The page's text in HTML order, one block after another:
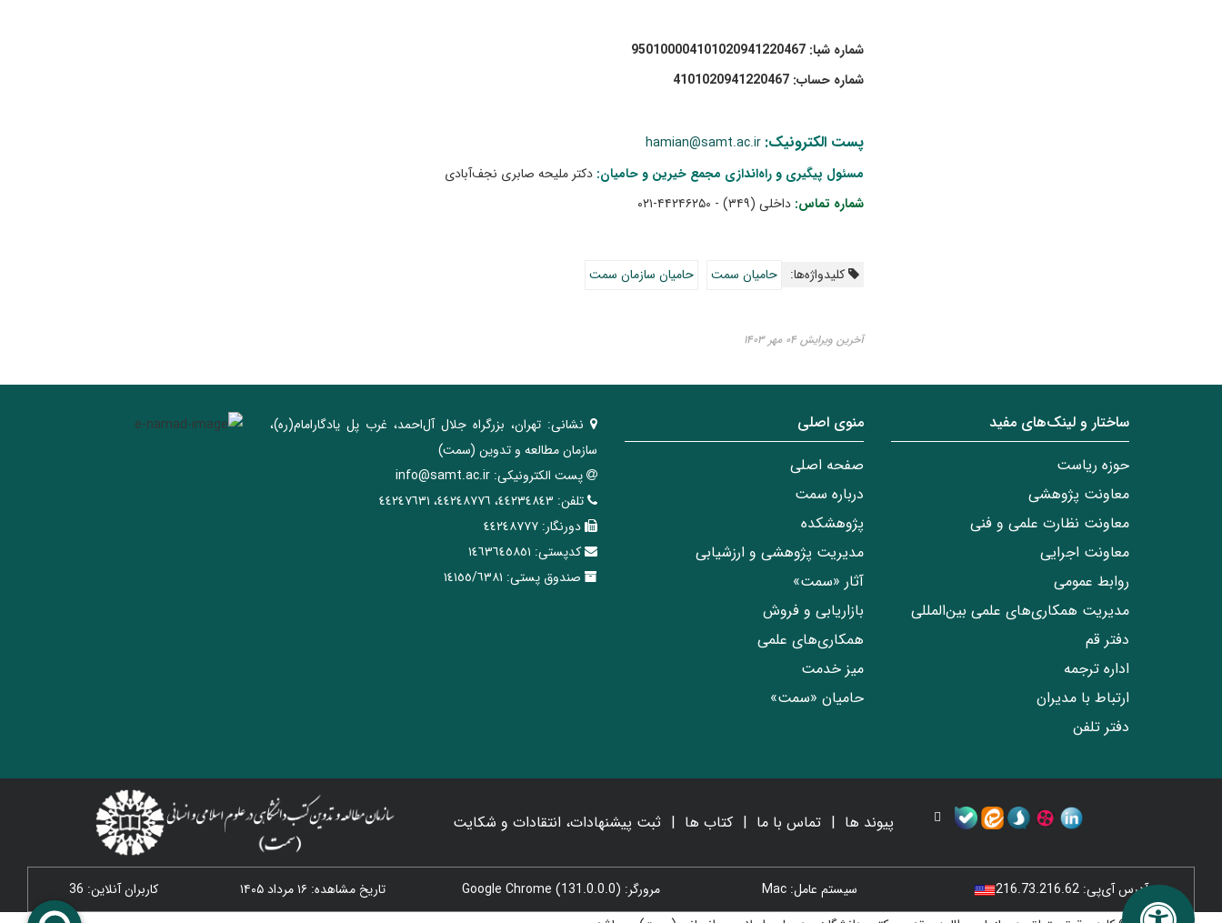
شماره شبا: 950100004101020941220467
شماره حساب: 4101020941220467
پست الکترونیک: hamian@samt.ac.ir
مسئول پیگیری و راه‌اندازی مجمع خیرین و حامیان: دکتر ملیحه صابری نجف‌آبادی
شماره تماس: داخلی (۳۴۹) - ۴۴۲۴۶۲۵۰-۰۲۱
کلیدواژه‌ها: حامیان سمت حامیان سازمان سمت
آخرین ویرایش ۰۴ مهر ۱۴۰۳
ساختار‌‌ و‌‌ لینک‌های مفید
حوزه ریاست
معاونت پژوهشی
معاونت نظارت علمی و فنی
معاونت اجرایی
روابط عمومی
مدیریت همکاری‌های علمی بین‌المللی
دفتر قم
اداره ترجمه
ارتباط با مدیران
دفتر تلفن
منوی اصلی
صفحه اصلی
درباره سمت
پژوهشکده
مدیریت پژوهشی و ارزشیابی
آثار «سمت»
بازاریابی و فروش
همکاری‌های علمی
میز خدمت
حامیان «سمت»
نشانی: تهران، ‌بزرگراه ‌جلال آل‌احمد، غرب پل يادگار‌امام(ره)‌،
سازمان مطالعه و تدوین‌ (سمت)
پست الکترونیکی: info@samt.ac.ir
تلفن: ٤٤٢٣٤٨٤٣، ٤٤٢٤٨٧٧٦، ٤٤٢٤٧٦٣١
دورنگار: ٤٤٢٤٨٧٧٧
کدپستی: ١٤٦٣٦٤٥٨٥١
صندوق پستی: ١٤١٥٥/٦٣٨١
پیوند ها تماس با ما کتاب ها ثبت پیشنهادات، انتقادات و شکایت
آدرس آی‌پی: 216.73.216.62 سیستم عامل: Mac مرورگر: Google Chrome (131.0.0.0) تاریخ مشاهده: ۱۶ مرداد ۱۴۰۵
کاربران آنلاین: 36